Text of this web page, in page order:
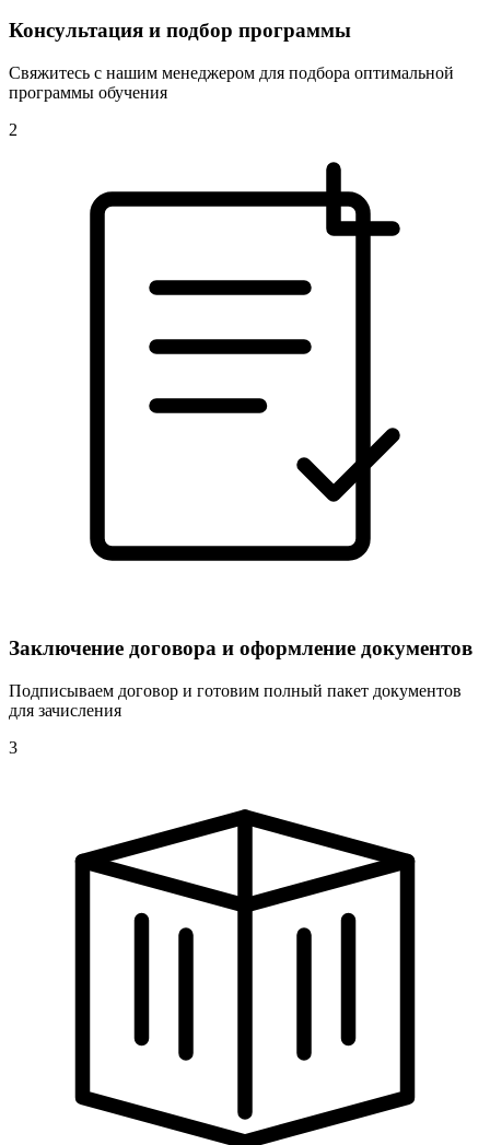
Консультация и подбор программы
Свяжитесь с нашим менеджером для подбора оптимальной
программы обучения
2
Заключение договора и оформление документов
Подписываем договор и готовим полный пакет документов
для зачисления
3